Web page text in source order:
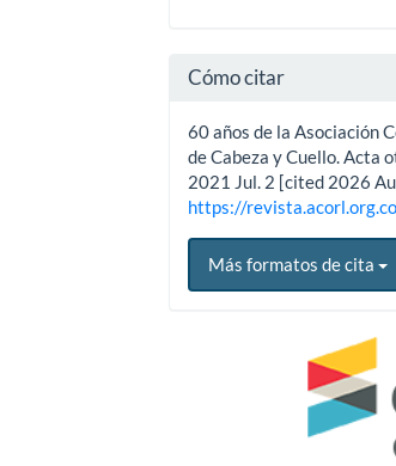
Cómo citar
60 años de la Asociación
de Cabeza y Cuello. Acta
2021 Jul. 2 [cited 2026
https://
Más formatos de cita